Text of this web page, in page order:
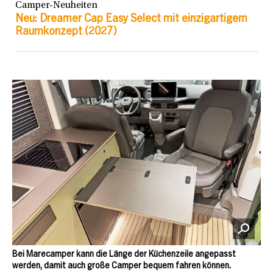
Camper-Neuheiten
Neu: Dreamer Cap Easy Select mit einzigartigem
Raumkonzept (2027)
Bei Marecamper kann die Länge der Küchenzeile angepasst
werden, damit auch große Camper bequem fahren können.